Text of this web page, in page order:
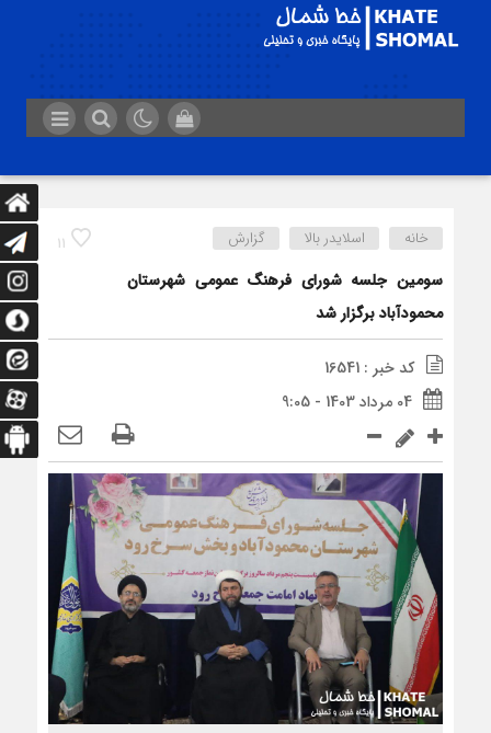
11 خانه اسلایدر بالا گزارش
سومین جلسه شورای فرهنگ عمومی شهرستان
محمودآباد برگزار شد
کد خبر : 16541
04 مرداد 1403 - 9:05